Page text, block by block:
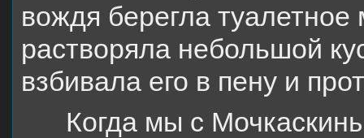
вождя берегла
растворяла небольшой
взбивала его в пену и
Когда мы с